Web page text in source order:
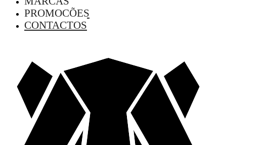
PROMOÇÕES
CONTACTOS